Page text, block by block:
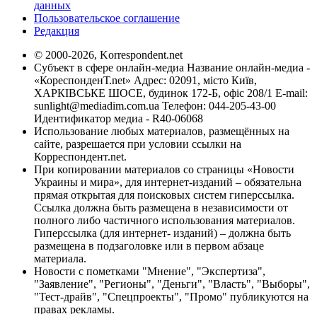
данных
Пользовательское соглашение
Редакция
© 2000-2026, Korrespondent.net
Субъект в сфере онлайн-медиа Название онлайн-медиа -
«КореспонденТ.net» Адрес: 02091, місто Київ,
ХАРКІВСЬКЕ ШОСЕ, будинок 172-Б, офіс 208/1 E-mail:
sunlight@mediadim.com.ua Телефон: 044-205-43-00
Идентификатор медиа - R40-06068
Использование любых материалов, размещённых на
сайте, разрешается при условии ссылки на
Корреспондент.net.
При копировании материалов со страницы «Новости
Украины и мира», для интернет-изданий – обязательна
прямая открытая для поисковых систем гиперссылка.
Ссылка должна быть размещена в независимости от
полного либо частичного использования материалов.
Гиперссылка (для интернет- изданий) – должна быть
размещена в подзаголовке или в первом абзаце
материала.
Новости с пометками "Мнение", "Экспертиза",
"Заявление", "Регионы", "Деньги", "Власть", "Выборы",
"Тест-драйв", "Спецпроекты", "Промо" публикуются на
правах рекламы.